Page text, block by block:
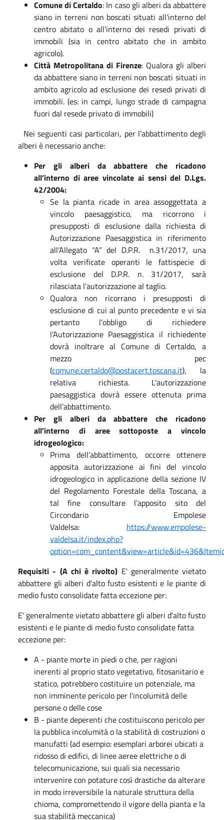
Comune di Certaldo: In caso gli alberi da abbattere
siano in terreni non boscati situati all’interno del
centro abitato o all’interno dei resedi privati di
immobili (sia in centro abitato che in ambito
agricolo).
Città Metropolitana di Firenze: Qualora gli alberi
da abbattere siano in terreni non boscati situati in
ambito agricolo ad esclusione dei resedi privati di
immobili. (es: in campi, lungo strade di campagna
fuori dal resede privato di immobili)
Nei seguenti casi particolari, per l’abbattimento degli
alberi è necessario anche:
Per gli alberi da abbattere che ricadono
all’interno di aree vincolate ai sensi del D.Lgs.
42/2004:
Se la pianta ricade in area assoggettata a
vincolo paesaggistico, ma ricorrono i
presupposti di esclusione dalla richiesta di
Autorizzazione Paesaggistica in riferimento
all’Allegato “A” del D.P.R. n.31/2017, una
volta verificate operanti le fattispecie di
esclusione del D.P.R. n. 31/2017, sarà
rilasciata l’autorizzazione al taglio.
Qualora non ricorrano i presupposti di
esclusione di cui al punto precedente e vi sia
pertanto l’obbligo di richiedere
l’Autorizzazione Paesaggistica il richiedente
dovrà inoltrare al Comune di Certaldo, a
mezzo pec
(comune.certaldo@postacert.toscana.it), la
relativa richiesta. L’autorizzazione
paesaggistica dovrà essere ottenuta prima
dell’abbattimento.
Per gli alberi da abbattere che ricadono
all’interno di aree sottoposte a vincolo
idrogeologico:
Prima dell’abbattimento, occorre ottenere
apposita autorizzazione ai fini del vincolo
idrogeologico in applicazione della sezione IV
del Regolamento Forestale della Toscana, a
tal fine consultare l’apposito sito del
Circondario Empolese
Valdelsa: https://www.empolese-
valdelsa.it/index.php?
Requisiti - (A chi è rivolto) E' generalmente vietato
abbattere gli alberi d'alto fusto esistenti e le piante di
medio fusto consolidate fatta eccezione per:
E' generalmente vietato abbattere gli alberi d'alto fusto
esistenti e le piante di medio fusto consolidate fatta
eccezione per:
A - piante morte in piedi o che, per ragioni
inerenti al proprio stato vegetativo, fitosanitario e
statico, potrebbero costituire un potenziale, ma
non imminente pericolo per l'incolumità delle
persone o delle cose
B - piante deperenti che costituiscono pericolo per
la pubblica incolumità o la stabilità di costruzioni o
manufatti (ad esempio: esemplari arborei ubicati a
ridosso di edifici, di linee aeree elettriche o di
telecomunicazione, sui quali sia necessario
intervenire con potature così drastiche da alterare
in modo irreversibile la naturale struttura della
chioma, compromettendo il vigore della pianta e la
sua stabilità meccanica)